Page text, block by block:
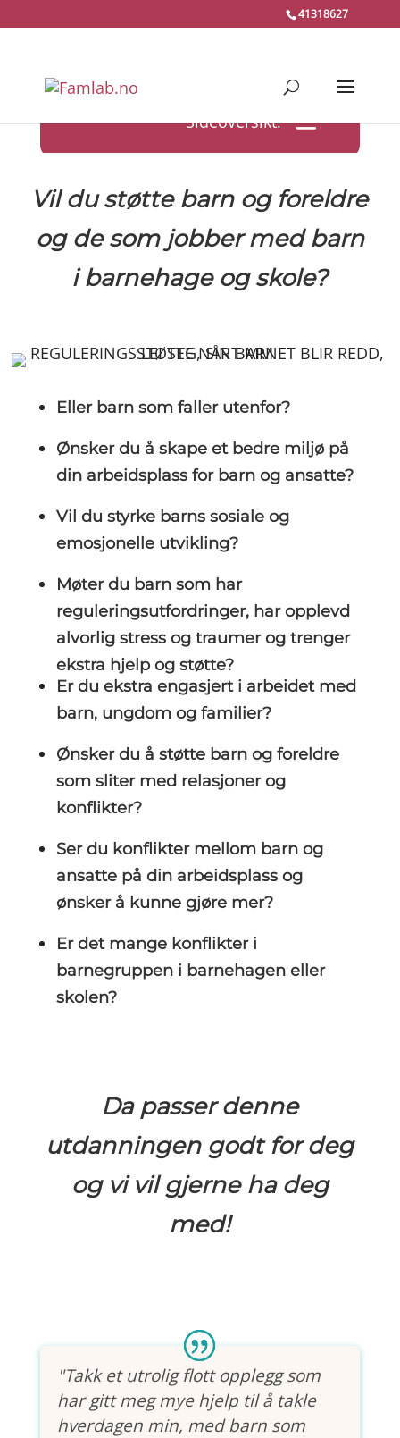
41318627
Vil du støtte barn og foreldre
og de som jobber med barn
i barnehage og skole?
Er du ekstra engasjert i arbeidet med
barn, ungdom og familier?
Ønsker du å støtte barn og foreldre
som sliter med relasjoner og
konflikter?
Ser du konflikter mellom barn og
ansatte på din arbeidsplass og
ønsker å kunne gjøre mer?
Er det mange konflikter i
barnegruppen i barnehagen eller
skolen?
Eller barn som faller utenfor?
Ønsker du å skape et bedre miljø på
din arbeidsplass for barn og ansatte?
Vil du styrke barns sosiale og
emosjonelle utvikling?
Møter du barn som har
reguleringsutfordringer, har opplevd
alvorlig stress og traumer og trenger
ekstra hjelp og støtte?
Da passer denne
utdanningen godt for deg
og vi vil gjerne ha deg
med!
"Takk et utrolig flott opplegg som
har gitt meg mye hjelp til å takle
hverdagen min, med barn som